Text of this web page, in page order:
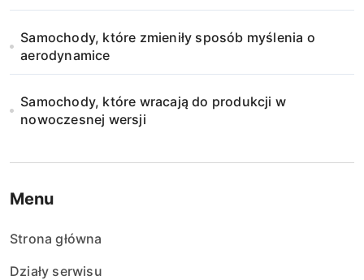
Samochody, które zmieniły sposób myślenia o
aerodynamice
Samochody, które wracają do produkcji w
nowoczesnej wersji
Menu
Strona główna
Działy serwisu